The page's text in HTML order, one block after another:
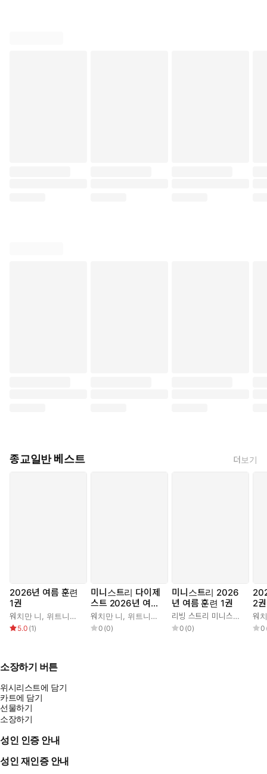
종교일반 베스트 더보기
2026년 여름 훈련
1권
워치만 니, 위트니스 리
5.0 (1)
미니스트리 다이제
스트 2026년 여름
훈련 1권
워치만 니, 위트니스 리
0 (0)
미니스트리 2026
년 여름 훈련 1권
리빙 스트리 미니스트리 편집부
0 (0)
2권
워
0
소장하기 버튼
위시리스트에 담기
카트에 담기
선물하기
소장하기
성인 인증 안내
성인 재인증 안내